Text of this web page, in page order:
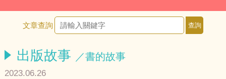
文章查詢
出版故事 ／書的故事
2023.06.26